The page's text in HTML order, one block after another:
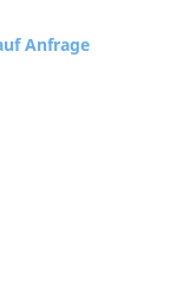
Anfrage